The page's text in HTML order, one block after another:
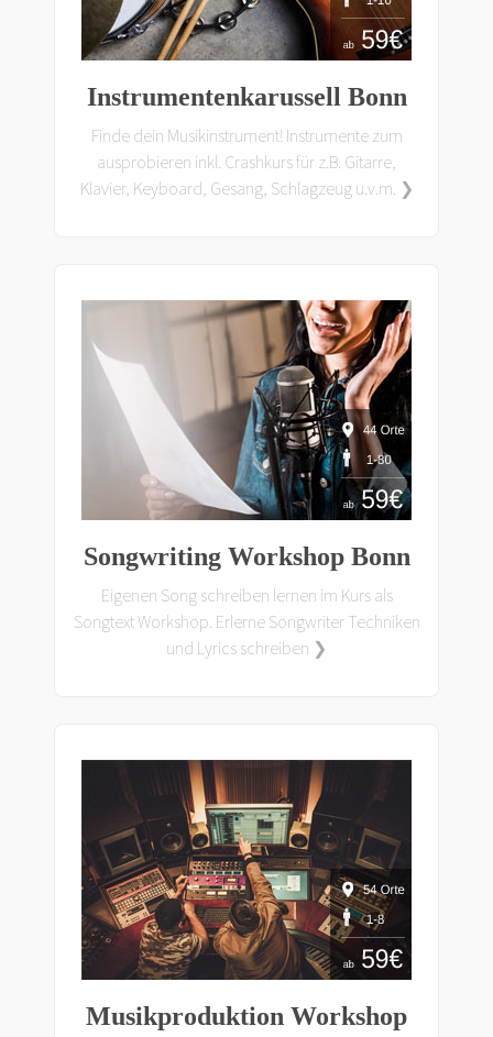
Instrumentenkarussell Bonn
Finde dein Musikinstrument! Instrumente zum
ausprobieren inkl. Crashkurs für z.B. Gitarre,
Klavier, Keyboard, Gesang, Schlagzeug u.v.m. ❯
Songwriting Workshop Bonn
Eigenen Song schreiben lernen im Kurs als
Songtext Workshop. Erlerne Songwriter Techniken
und Lyrics schreiben ❯
Musikproduktion Workshop